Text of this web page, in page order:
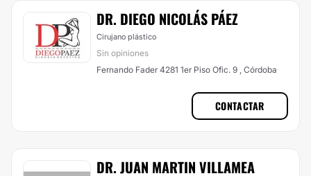
DR. DIEGO NICOLÁS PÁEZ
Cirujano plástico
Sin opiniones
Fernando Fader 4281 1er Piso Ofic. 9 , Córdoba
CONTACTAR
DR. JUAN MARTIN VILLAMEA